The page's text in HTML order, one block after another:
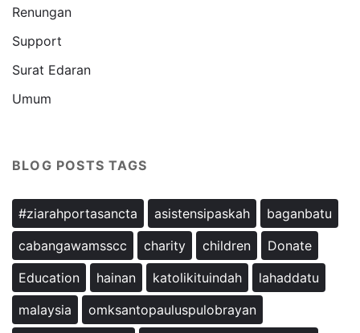
Renungan
Support
Surat Edaran
Umum
BLOG POSTS TAGS
#ziarahportasancta asistensipaskah
baganbatu
cabangawamsscc
charity children
Donate
Education
hainan katolikituindah
lahaddatu
malaysia
omksantopauluspulobrayan